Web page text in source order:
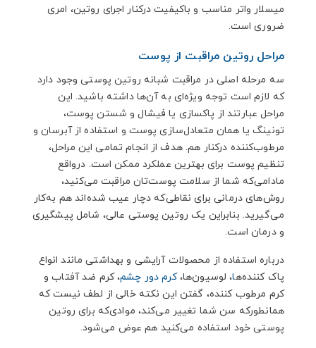
میسلار واتر مناسب و باکیفیت درکنار اجرای روتین، امری
ضروری است.
مراحل روتین مراقبت از پوست
سه مرحله اصلی در مراقبت شبانه روتین پوستی وجود دارد
که لازم است توجه ویژه‌ای به آن‌ها داشته باشید. این
مراحل عبارتند از پاکسازی یا فیشال و شستن پوست،
تونینگ یا همان متعادل‌سازی پوست و استفاده از آبرسان و
مرطوب‌کننده درکنار هم. هدف از انجام تمامی این مراحل،
تنظیم پوست برای بهترین عملکرد ممکن است. درواقع
مادامی‌که شما از سلامت پوست‌تان مراقبت می‌کنید،
روش‌های درمانی برای نقاطی‌که دچار عیب شده‌اند هم به‌کار
می‌گیرید. بنابراین یک روتین پوستی عالی، شامل پیشگیری
و درمان است.
درباره استفاده از محصولات آرایشی و بهداشتی مانند انواع
پاک کننده‌ها، لوسیون‌ها،کرم دور چشم، کرم ضد آفتاب و
کرم مرطوب کننده، گفتن این نکته خالی از لطف نیست که
همانطورکه سن شما تغییر می‌کند، موادی‌که برای روتین
پوستی خود استفاده می‌کنید هم عوض می‌شود.